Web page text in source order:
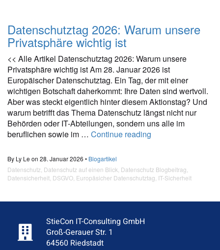
Datenschutztag 2026: Warum unsere
Privatsphäre wichtig ist
<< Alle Artikel Datenschutztag 2026: Warum unsere
Privatsphäre wichtig ist Am 28. Januar 2026 ist
Europäischer Datenschutztag. Ein Tag, der mit einer
wichtigen Botschaft daherkommt: Ihre Daten sind wertvoll.
Aber was steckt eigentlich hinter diesem Aktionstag? Und
warum betrifft das Thema Datenschutz längst nicht nur
Behörden oder IT-Abteilungen, sondern uns alle im
beruflichen sowie im … Continue reading
By Ly Le on 28. Januar 2026 • Blogartikel
Datenschutz Datenschutz auf einen Blick Datenschutz Blogbeitrag
Datensicherheit DSGVO Europäsicher Datenschutztag IT-Sicherheit
StieCon IT-Consulting GmbH
Groß-Gerauer Str. 1
64560 Riedstadt